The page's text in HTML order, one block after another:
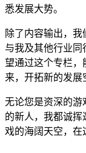
悉发展大势。
除了内容输出，
与我及其他行业同
望通过这个专栏，
来，开拓新的发展
无论您是资深的游
的新人，我都诚
戏的海阔天空，在